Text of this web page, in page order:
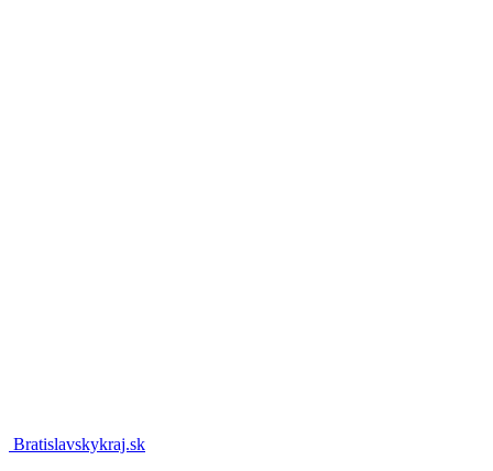
Bratislavskykraj.sk